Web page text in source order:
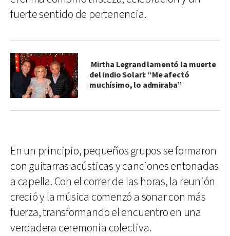
fuerte sentido de pertenencia.
Mirtha Legrand lamentó la muerte
del Indio Solari: “Me afectó
muchísimo, lo admiraba”
En un principio, pequeños grupos se formaron
con guitarras acústicas y canciones entonadas
a capella. Con el correr de las horas, la reunión
creció y la música comenzó a sonar con más
fuerza, transformando el encuentro en una
verdadera ceremonia colectiva.